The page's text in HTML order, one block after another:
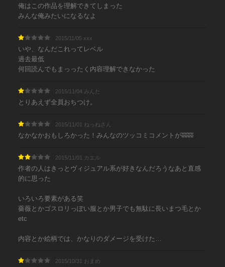
俺はこの作品を理解できてしまった
みんな俺みたいになるなよ
2015/11/05 xxx
いや、なんだこれってレベル
過去最低
何回読んでもまっったく内容理解できなかった
2015/11/04 みんた
とりあえず全員おちつけ。
2015/11/01 ねっねさん
なかなかおもしろかった！みんなのツッコミコメントがʬ ʬʬʬ
2015/11/01 カエル
作者の人はきっとヴィジュアル系が好きなんだろうなあと直感
的に思った
いろいろ要素がある笑
薔薇とかゴスロリっぽい服とか男子でも無駄に長いまつ毛とか
etc
内容とか絵柄では、かなりのダメージを受けた…
2015/10/31 おまめ